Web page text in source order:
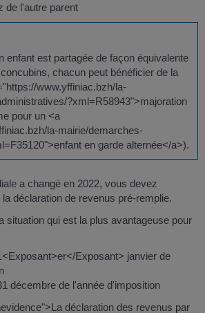
de l'autre parent
enfant est partagée de façon équivalente
chacun peut bénéficier de la
www.yffiniac.bzh/la-
?xml=R58943">majoration
pour un <a
la-mairie/demarches-
en garde alternée</a>).
a changé en 2022, vous devez
déclaration de revenus pré-remplie.
situation qui est la plus avantageuse pour
Exposant> janvier de
décembre de l'année d'imposition
déclaration des revenus par